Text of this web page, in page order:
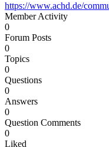
https://www.achd.de/
Member Activity
0
Forum Posts
0
Topics
0
Questions
0
Answers
0
Question Comments
0
Liked